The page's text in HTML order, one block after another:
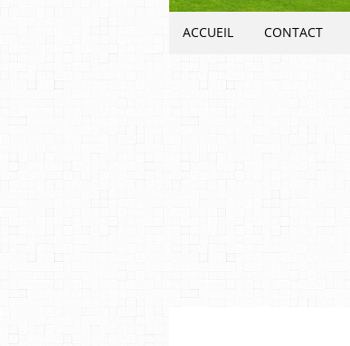
ACCUEIL CONTACT